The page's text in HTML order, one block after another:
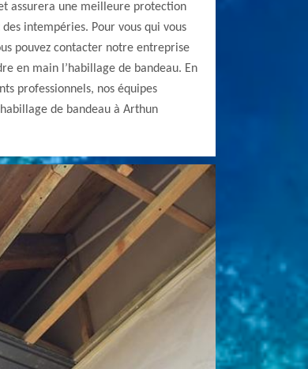
assurera une meilleure protection
intempéries. Pour vous qui vous
pouvez contacter notre entreprise
en main l’habillage de bandeau. En
professionnels, nos équipes
de bandeau à Arthun